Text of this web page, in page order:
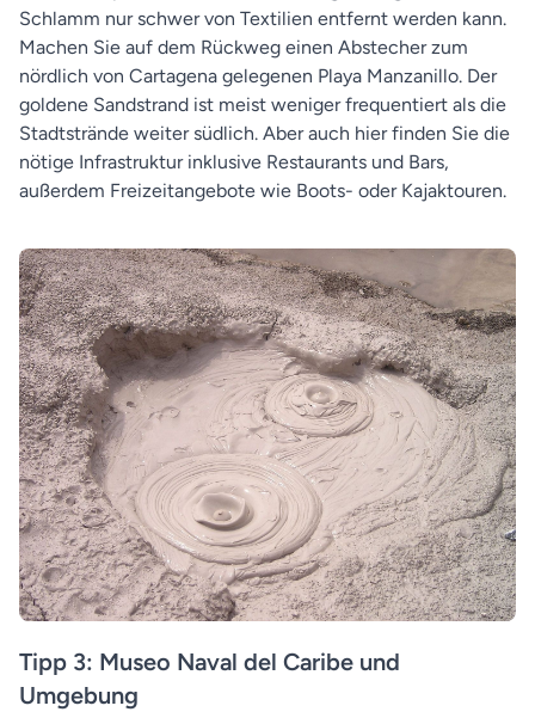
Schlamm nur schwer von Textilien entfernt werden kann.
Machen Sie auf dem Rückweg einen Abstecher zum
nördlich von Cartagena gelegenen Playa Manzanillo. Der
goldene Sandstrand ist meist weniger frequentiert als die
Stadtstrände weiter südlich. Aber auch hier finden Sie die
nötige Infrastruktur inklusive Restaurants und Bars,
außerdem Freizeitangebote wie Boots- oder Kajaktouren.
Tipp 3: Museo Naval del Caribe und
Umgebung